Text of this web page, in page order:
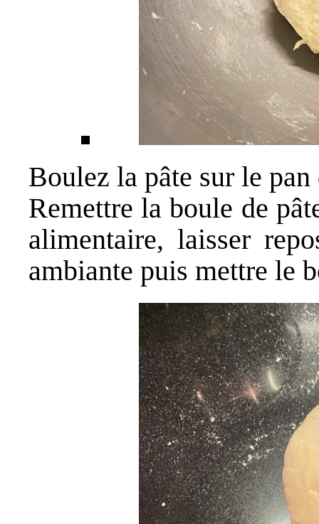
Boulez la pâte sur le
Remettre la boule de
alimentaire, laisser
ambiante puis mettre le